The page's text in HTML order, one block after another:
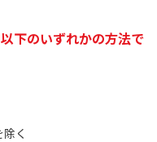
下のいずれかの方法で
く